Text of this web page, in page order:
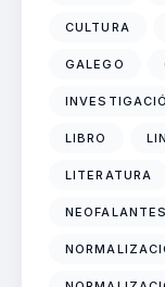
CULTURA
GALEGO
LIBRO
LITERATURA
NEOFALANTES